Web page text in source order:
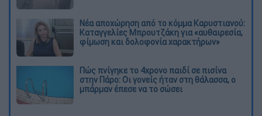
Νέα αποχώρηση από το κόμμα Καρυστιανού:
Καταγγελίες Μπρουτζάκη για «αυθαιρεσία,
φίμωση και δολοφονία χαρακτήρων»
Πώς πνίγηκε το 4χρονο παιδί σε πισίνα
στην Πάρο: Οι γονείς ήταν στη θάλασσα, ο
μπάρμαν έπεσε να το σώσει